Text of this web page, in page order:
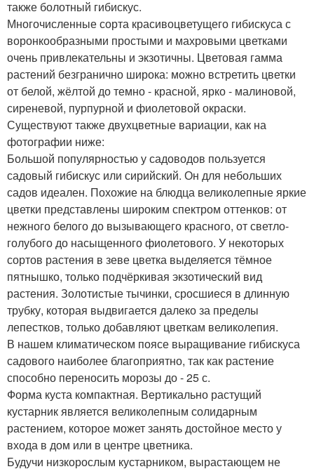
также болотный гибискус.
Многочисленные сорта красивоцветущего гибискуса с
воронкообразными простыми и махровыми цветками
очень привлекательны и экзотичны. Цветовая гамма
растений безгранично широка: можно встретить цветки
от белой, жёлтой до темно - красной, ярко - малиновой,
сиреневой, пурпурной и фиолетовой окраски.
Существуют также двухцветные вариации, как на
фотографии ниже:
Большой популярностью у садоводов пользуется
садовый гибискус или сирийский. Он для небольших
садов идеален. Похожие на блюдца великолепные яркие
цветки представлены широким спектром оттенков: от
нежного белого до вызывающего красного, от светло-
голубого до насыщенного фиолетового. У некоторых
сортов растения в зеве цветка выделяется тёмное
пятнышко, только подчёркивая экзотический вид
растения. Золотистые тычинки, сросшиеся в длинную
трубку, которая выдвигается далеко за пределы
лепестков, только добавляют цветкам великолепия.
В нашем климатическом поясе выращивание гибискуса
садового наиболее благоприятно, так как растение
способно переносить морозы до - 25 с.
Форма куста компактная. Вертикально растущий
кустарник является великолепным солидарным
растением, которое может занять достойное место у
входа в дом или в центре цветника.
Будучи низкорослым кустарником, вырастающем не